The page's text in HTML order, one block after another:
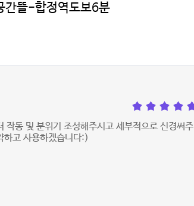
간뜰-합정역도보6분
동 및 분위기 조성해주시고 세부적으로 신경써주
하고 사용하겠습니다:)